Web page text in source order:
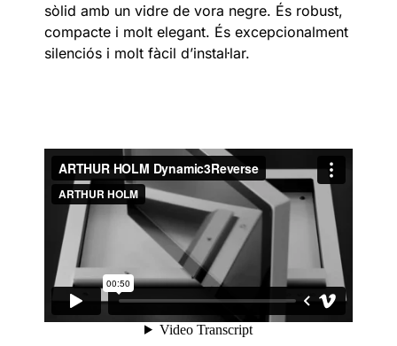
sòlid amb un vidre de vora negre. És robust,
compacte i molt elegant. És excepcionalment
silenciós i molt fàcil d’instal·lar.